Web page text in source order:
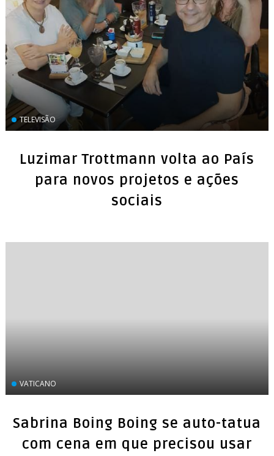
TELEVISÃO
Luzimar Trottmann volta ao País
para novos projetos e ações
sociais
VATICANO
Sabrina Boing Boing se auto-tatua
com cena em que precisou usar